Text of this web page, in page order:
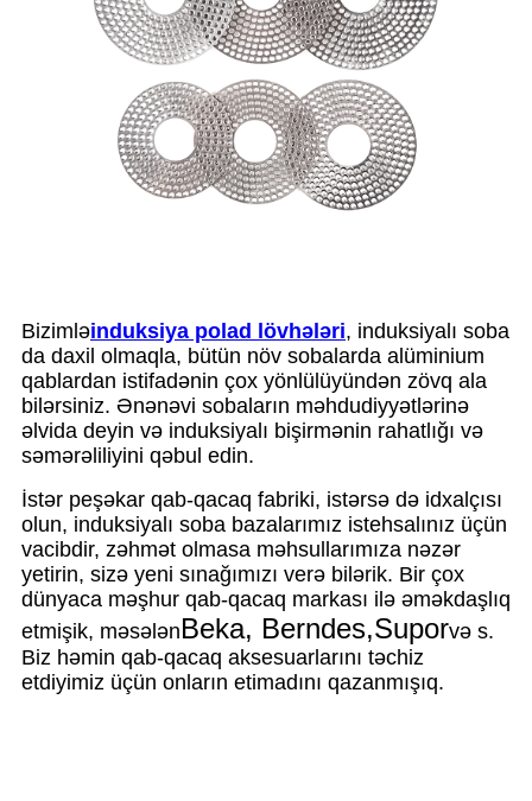
Bizimləinduksiya polad lövhələri, induksiyalı soba
da daxil olmaqla, bütün növ sobalarda alüminium
qablardan istifadənin çox yönlülüyündən zövq ala
bilərsiniz. Ənənəvi sobaların məhdudiyyətlərinə
əlvida deyin və induksiyalı bişirmənin rahatlığı və
səmərəliliyini qəbul edin.
İstər peşəkar qab-qacaq fabriki, istərsə də idxalçısı
olun, induksiyalı soba bazalarımız istehsalınız üçün
vacibdir, zəhmət olmasa məhsullarımıza nəzər
yetirin, sizə yeni sınağımızı verə bilərik. Bir çox
dünyaca məşhur qab-qacaq markası ilə əməkdaşlıq
etmişik, məsələnBeka, Berndes,Suporvə s.
Biz həmin qab-qacaq aksesuarlarını təchiz
etdiyimiz üçün onların etimadını qazanmışıq.